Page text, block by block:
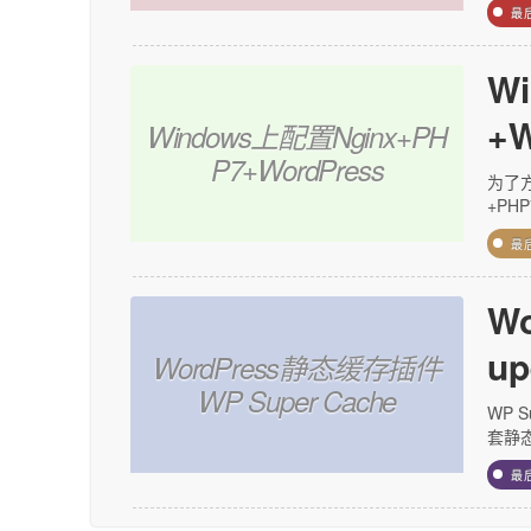
最
Windows上配置Nginx+PH
P7+WordPress
为了
最
WordPress静态缓存插件
WP Super Cache
WP
套静
最